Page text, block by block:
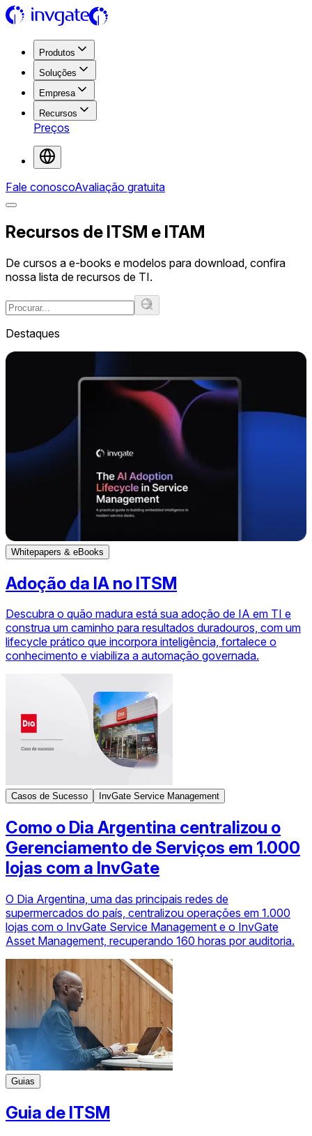
Produtos
Soluções
Empresa
Recursos
Preços
Fale conoscoAvaliação gratuita
Recursos de ITSM e ITAM
De cursos a e-books e modelos para download, confira
nossa lista de recursos de TI.
Destaques
Whitepapers & eBooks
Adoção da IA no ITSM
Descubra o quão madura está sua adoção de IA em TI e
construa um caminho para resultados duradouros, com um
lifecycle prático que incorpora inteligência, fortalece o
conhecimento e viabiliza a automação governada.
Casos de Sucesso InvGate Service Management
Como o Dia Argentina centralizou o
Gerenciamento de Serviços em 1.000
lojas com a InvGate
O Dia Argentina, uma das principais redes de
supermercados do país, centralizou operações em 1.000
lojas com o InvGate Service Management e o InvGate
Asset Management, recuperando 160 horas por auditoria.
Guias
Guia de ITSM